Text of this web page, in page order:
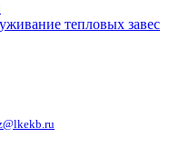
тепловых завес